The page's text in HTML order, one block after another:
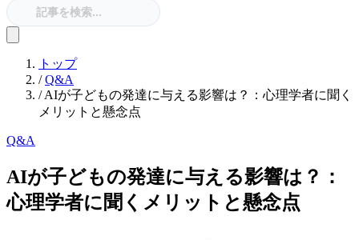
トップ
/ Q&A
/ AIが子どもの発達に与える影響は？：心理学者に聞く
メリットと懸念点
Q&A
AIが子どもの発達に与える影響は？：
心理学者に聞くメリットと懸念点